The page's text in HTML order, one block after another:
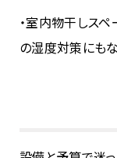
・室内物干しス
の湿度対策にも